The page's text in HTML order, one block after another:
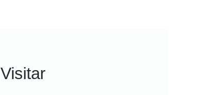
Visitar